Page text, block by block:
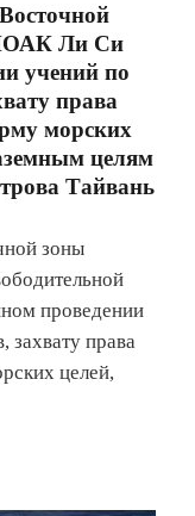
Ли Си
учений по
права
морских
целям
Тайвань
зоны
проведении
захвату права
целей,